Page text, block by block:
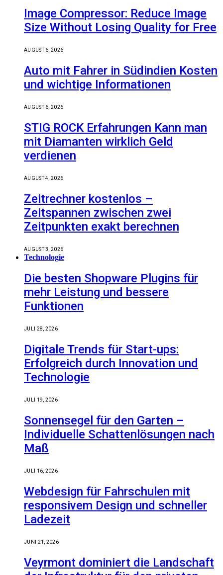
Image Compressor: Reduce Image
Size Without Losing Quality for Free
AUGUST 6, 2026
Auto mit Fahrer in Südindien Kosten
und wichtige Informationen
AUGUST 6, 2026
STIG ROCK Erfahrungen Kann man
mit Diamanten wirklich Geld
verdienen
AUGUST 4, 2026
Zeitrechner kostenlos –
Zeitspannen zwischen zwei
Zeitpunkten exakt berechnen
AUGUST 3, 2026
Technologie
Die besten Shopware Plugins für
mehr Leistung und bessere
Funktionen
JULI 28, 2026
Digitale Trends für Start-ups:
Erfolgreich durch Innovation und
Technologie
JULI 19, 2026
Sonnensegel für den Garten –
Individuelle Schattenlösungen nach
Maß
JULI 16, 2026
Webdesign für Fahrschulen mit
responsivem Design und schneller
Ladezeit
JUNI 21, 2026
Veyrmont dominiert die Landschaft